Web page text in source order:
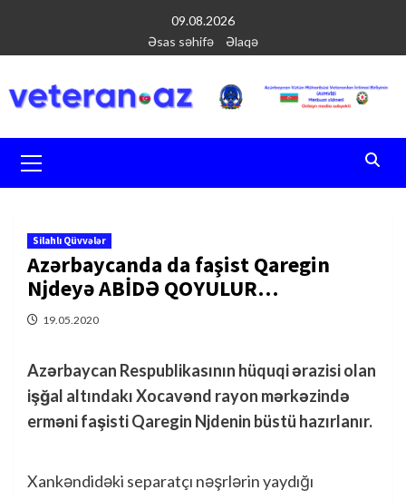
содержимому
09.08.2026
Əsas səhifə
Əlaqə
меню
Silahlı Qüvvələr
Azərbaycanda da faşist Qaregin
Njdeyə ABİDƏ QOYULUR…
19.05.2020
Azərbaycan Respublikasının hüquqi ərazisi olan
işğal altındakı Xocavənd rayon mərkəzində
erməni faşisti Qaregin Njdenin büstü hazırlanır.
Xankəndidəki separatçı nəşrlərin yaydığı